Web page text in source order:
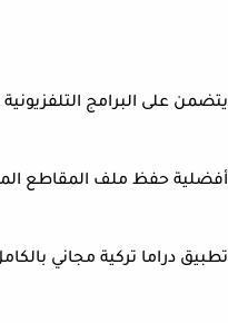
يتضمن على البرامج
أفضلية حفظ ملف المقاطع
تطبيق دراما تركية مجاني